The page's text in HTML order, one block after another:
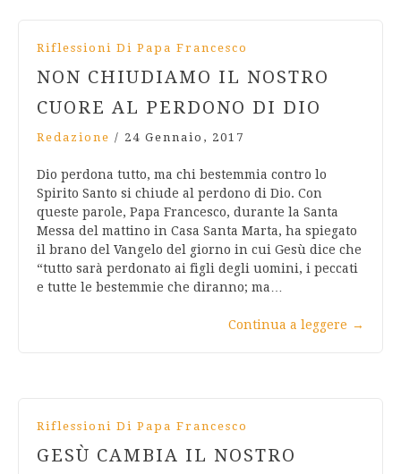
Riflessioni Di Papa Francesco
NON CHIUDIAMO IL NOSTRO
CUORE AL PERDONO DI DIO
Redazione / 24 Gennaio, 2017
Dio perdona tutto, ma chi bestemmia contro lo
Spirito Santo si chiude al perdono di Dio. Con
queste parole, Papa Francesco, durante la Santa
Messa del mattino in Casa Santa Marta, ha spiegato
il brano del Vangelo del giorno in cui Gesù dice che
“tutto sarà perdonato ai figli degli uomini, i peccati
e tutte le bestemmie che diranno; ma…
Continua a leggere →
Riflessioni Di Papa Francesco
GESÙ CAMBIA IL NOSTRO